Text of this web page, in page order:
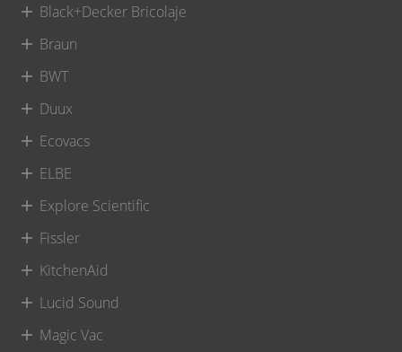
Black+Decker Bricolaje
Braun
BWT
Duux
Ecovacs
ELBE
Explore Scientific
Fissler
KitchenAid
Lucid Sound
Magic Vac